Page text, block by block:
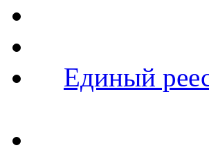
Единый